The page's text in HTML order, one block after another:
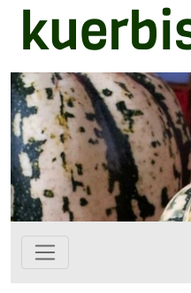
Zum Hauptinhalt springen